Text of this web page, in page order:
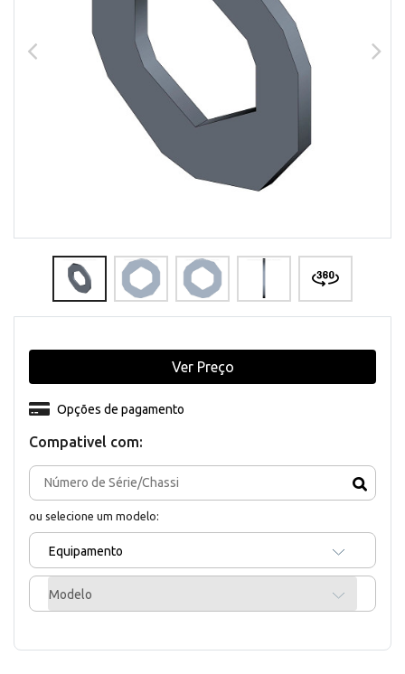
Compativel com:
ou selecione um modelo:
Equipamento
Modelo
Opções de pagamento
Ver Preço